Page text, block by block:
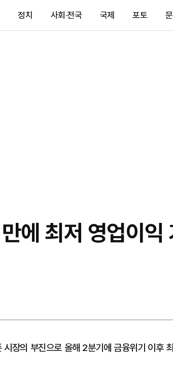
정치 사회·전국 국제 포토
에 최저 영업이익
장의 부진으로 올해 2분기에 금융위기 이후